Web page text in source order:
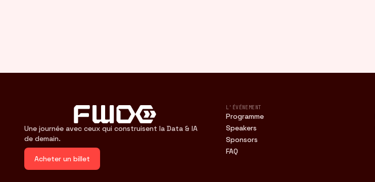
Une journée avec ceux qui construisent la Data & IA
de demain.
Acheter un billet
L'ÉVÉNEMENT
Programme
Speakers
Sponsors
FAQ